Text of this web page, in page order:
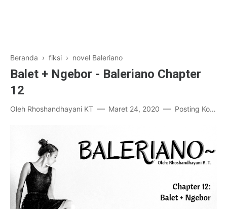
Beranda › fiksi › novel Baleriano
Balet + Ngebor - Baleriano Chapter
12
Oleh Rhoshandhayani KT Maret 24, 2020 Posting Komentar